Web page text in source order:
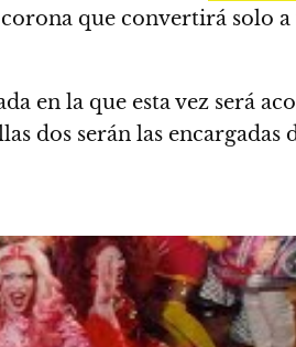
que convertirá solo a
en la que esta vez será
dos serán las encargadas